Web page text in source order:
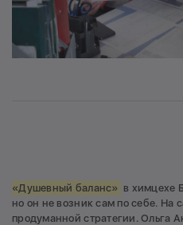
«Душевный баланс» в химцехе
но он не возник сам по себе. На
продуманной стратегии. Ольга